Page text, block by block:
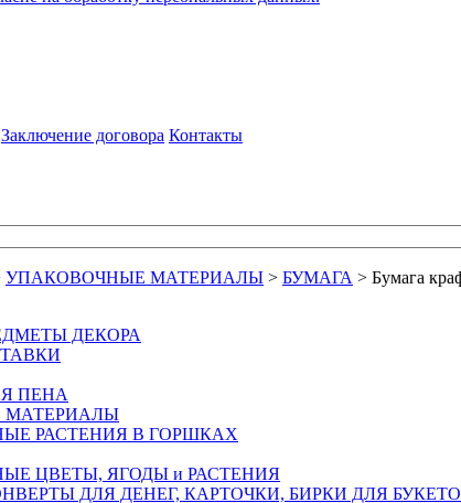
Заключение договора Контакты
УПАКОВОЧНЫЕ МАТЕРИАЛЫ > БУМАГА > Бумага
ДЕКОРА
ПЕНА
МАТЕРИАЛЫ
РАСТЕНИЯ В ГОРШКАХ
ЦВЕТЫ, ЯГОДЫ и РАСТЕНИЯ
ДЛЯ ДЕНЕГ, КАРТОЧКИ, БИРКИ ДЛЯ